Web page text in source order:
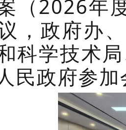
（2026年
，政府办
科学技术
民政府参